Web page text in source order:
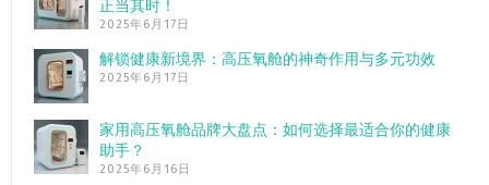
正当其时！
2025年6月17日
解锁健康新境界：高压氧舱的神奇作用与多元功效
2025年6月17日
家用高压氧舱品牌大盘点：如何选择最适合你的健康
助手？
2025年6月16日